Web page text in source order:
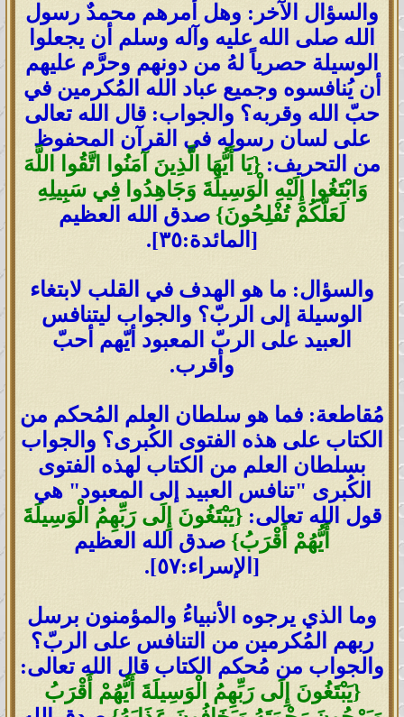
والسؤال الآخر: وهل أمرهم محمدٌ رسول
الله صلى الله عليه وآله وسلم أن يجعلوا
الوسيلة حصرياً لهُ من دونهم وحرَّم عليهم
أن يُنافسوه وجميع عباد الله المُكرمين في
حبّ الله وقربه؟ والجواب: قال الله تعالى
على لسان رسوله في القرآن المحفوظ
من التحريف: {يَا أَيُّهَا الَّذِينَ آمَنُوا اتَّقُوا اللَّهَ
وَابْتَغُوا إِلَيْهِ الْوَسِيلَةَ وَجَاهِدُوا فِي سَبِيلِهِ
لَعَلَّكُمْ تُفْلِحُونَ} صدق الله العظيم
[المائدة:٣٥].
والسؤال: ما هو الهدف في القلب لابتغاء
الوسيلة إلى الربّ؟ والجواب ليتنافس
العبيد على الربّ المعبود أيّهم أحبّ
وأقرب.
مُقاطعة: فما هو سلطان العلم المُحكم من
الكتاب على هذه الفتوى الكُبرى؟ والجواب
بسلطان العلم من الكتاب لهذه الفتوى
الكُبرى "تنافس العبيد إلى المعبود" هي
قول الله تعالى: {يَبْتَغُونَ إِلَى رَبِّهِمُ الْوَسِيلَةَ
أَيُّهُمْ أَقْرَبُ} صدق الله العظيم
[الإسراء:٥٧].
وما الذي يرجوه الأنبياءُ والمؤمنون برسل
ربهم المُكرمين من التنافس على الربّ؟
والجواب من مُحكم الكتاب قال الله تعالى:
{يَبْتَغُونَ إِلَى رَبِّهِمُ الْوَسِيلَةَ أَيُّهُمْ أَقْرَبُ